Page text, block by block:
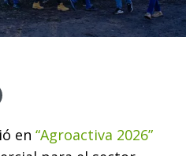
en “Agroactiva 2026”